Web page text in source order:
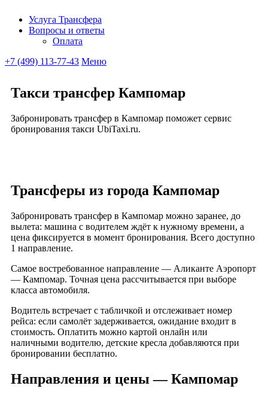
Ubitaxi
Услуга Трансфера
Вопросы и ответы
Оплата
+7 (499) 113-77-43 Меню
Такси трансфер Кампомар
Забронировать трансфер в Кампомар поможет сервис
бронирования такси UbiTaxi.ru.
Трансферы из города Кампомар
Забронировать трансфер в Кампомар можно заранее, до
вылета: машина с водителем ждёт к нужному времени, а
цена фиксируется в момент бронирования. Всего доступно
1 направление.
Самое востребованное направление — Аликанте Аэропорт
— Кампомар. Точная цена рассчитывается при выборе
класса автомобиля.
Водитель встречает с табличкой и отслеживает номер
рейса: если самолёт задерживается, ожидание входит в
стоимость. Оплатить можно картой онлайн или
наличными водителю, детские кресла добавляются при
бронировании бесплатно.
Направления и цены — Кампомар